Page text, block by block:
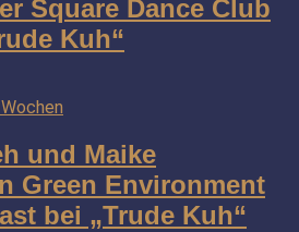
Square Dance Club
Kuh“
und Maike
Green Environment
bei „Trude Kuh“